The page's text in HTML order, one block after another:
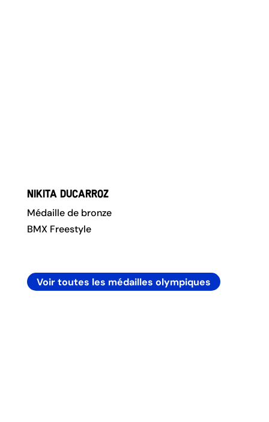
Nikita Ducarroz
Médaille de bronze
BMX Freestyle
Voir toutes les médailles olympiques